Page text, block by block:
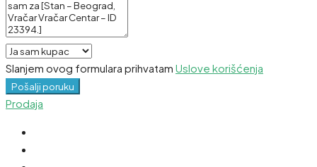
Slanjem ovog formulara prihvatam Uslove korišćenja
Pošalji poruku
Prodaja